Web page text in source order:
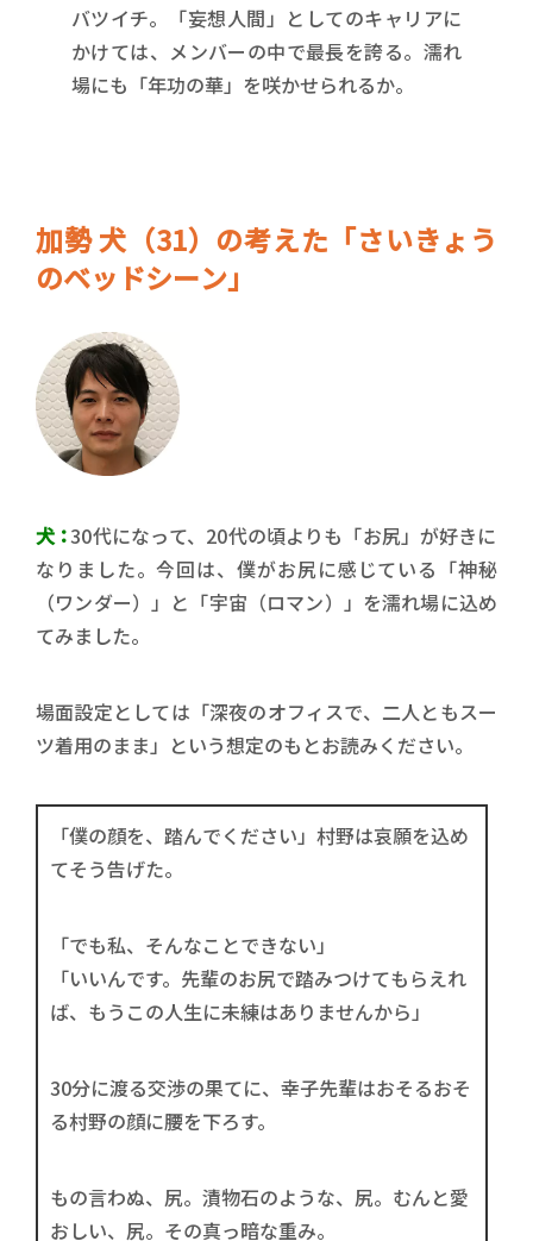
バツイチ。「妄想人間」としてのキャリアに
かけては、メンバーの中で最長を誇る。濡れ
場にも「年功の華」を咲かせられるか。
加勢 犬（31）の考えた「さいきょう
のベッドシーン」
犬：30代になって、20代の頃よりも「お尻」が好きに
なりました。今回は、僕がお尻に感じている「神秘
（ワンダー）」と「宇宙（ロマン）」を濡れ場に込め
てみました。
場面設定としては「深夜のオフィスで、二人ともスー
ツ着用のまま」という想定のもとお読みください。
「僕の顔を、踏んでください」村野は哀願を込め
てそう告げた。
「でも私、そんなことできない」
「いいんです。先輩のお尻で踏みつけてもらえれ
ば、もうこの人生に未練はありませんから」
30分に渡る交渉の果てに、幸子先輩はおそるおそ
る村野の顔に腰を下ろす。
もの言わぬ、尻。漬物石のような、尻。むんと愛
おしい、尻。その真っ暗な重み。